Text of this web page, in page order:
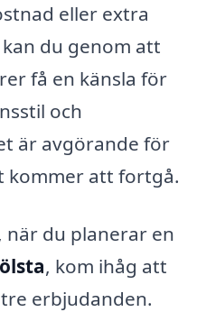
eller extra
du genom att
få en känsla för
och
är avgörande för
kommer att fortgå.
när du planerar en
, kom ihåg att
erbjudanden.